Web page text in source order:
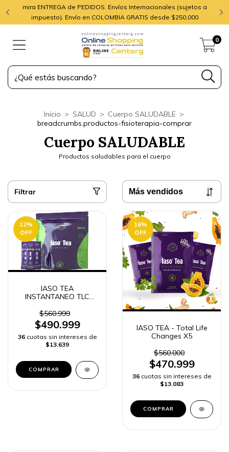
mira ENTREGA de PEDIDOS. Envíos Internacionales (sujetos a
impuesto). Envío en COLOMBIA GRATIS desde $250,000
0
Inicio > SALUD > Cuerpo SALUDABLE >
breadcrumbs.productos-fisioterapia-comprar
Cuerpo SALUDABLE
Productos saludables para el cuerpo
Filtrar
12%
OFF
IASO TEA
INSTANTANEO TLC
50 SOBRES
$560.999
$490.999
36 cuotas sin intereses de
$13.639
16%
OFF
IASO TEA - Total Life
Changes X5
$560.000
$470.999
36 cuotas sin intereses de
$13.083